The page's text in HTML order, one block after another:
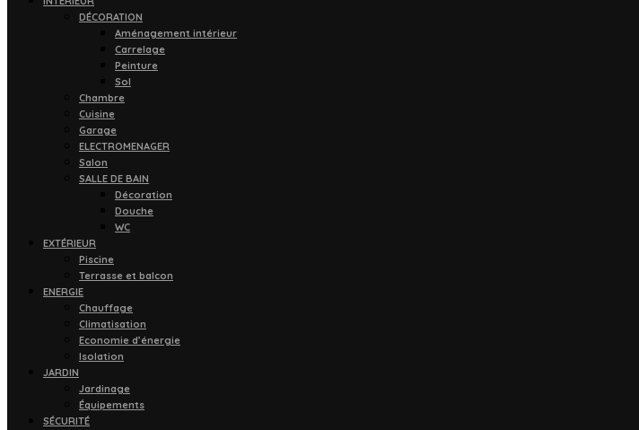
DÉCORATION
Aménagement intérieur
Carrelage
Peinture
Sol
Chambre
Cuisine
Garage
ELECTROMENAGER
Salon
SALLE DE BAIN
Décoration
Douche
WC
EXTÉRIEUR
Piscine
Terrasse et balcon
ENERGIE
Chauffage
Climatisation
Economie d’énergie
Isolation
JARDIN
Jardinage
Équipements
SÉCURITÉ